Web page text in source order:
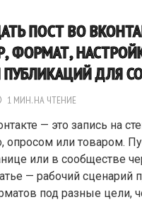
ПОСТ ВО
ФОРМАТ,
ДЛЯ
1 МИН. НА ЧТЕНИЕ
— это запись на
опросом или товаром.
или в сообществе
— рабочий сценарий
под разные цели,